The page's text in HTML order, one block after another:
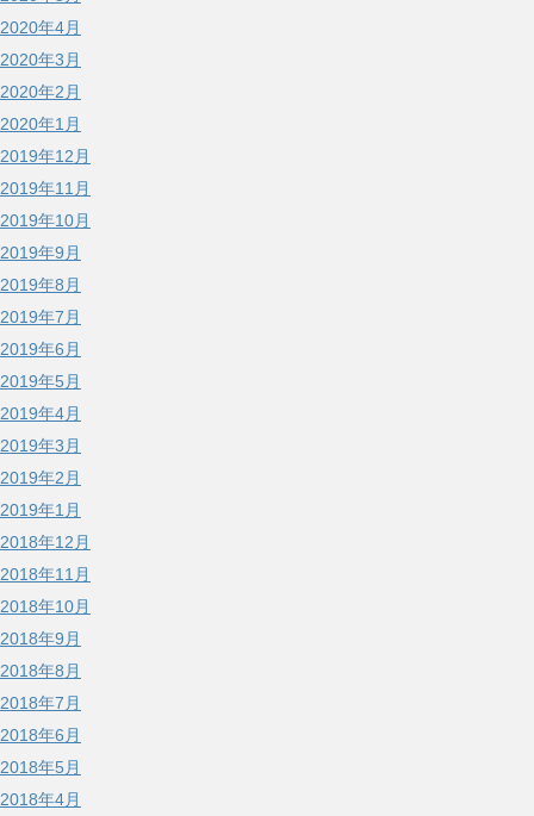
2020年4月
2020年3月
2020年2月
2020年1月
2019年12月
2019年11月
2019年10月
2019年9月
2019年8月
2019年7月
2019年6月
2019年5月
2019年4月
2019年3月
2019年2月
2019年1月
2018年12月
2018年11月
2018年10月
2018年9月
2018年8月
2018年7月
2018年6月
2018年5月
2018年4月